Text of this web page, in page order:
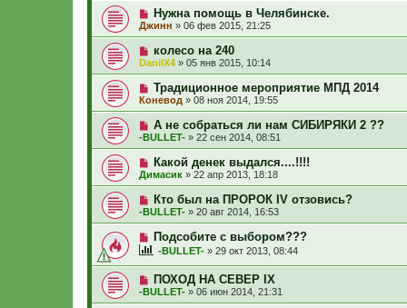
Нужна помощь в Челябинске.
Джинн » 06 фев 2015, 21:25
колесо на 240
DanilX4 » 05 янв 2015, 10:14
Традиционное мероприятие МПД 2014
Коневод » 08 ноя 2014, 19:55
А не собраться ли нам СИБИРЯКИ 2 ??
-BULLET- » 22 сен 2014, 08:51
Какой денек выдался....!!!!
Димасик » 22 апр 2013, 18:18
Кто был на ПРОРОК IV отзовись?
-BULLET- » 20 авг 2014, 16:53
Подсобите с выбором???
-BULLET- » 29 окт 2013, 08:44
ПОХОД НА СЕВЕР IX
-BULLET- » 06 июн 2014, 21:31